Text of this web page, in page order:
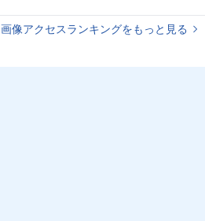
画像アクセスランキングをもっと見る